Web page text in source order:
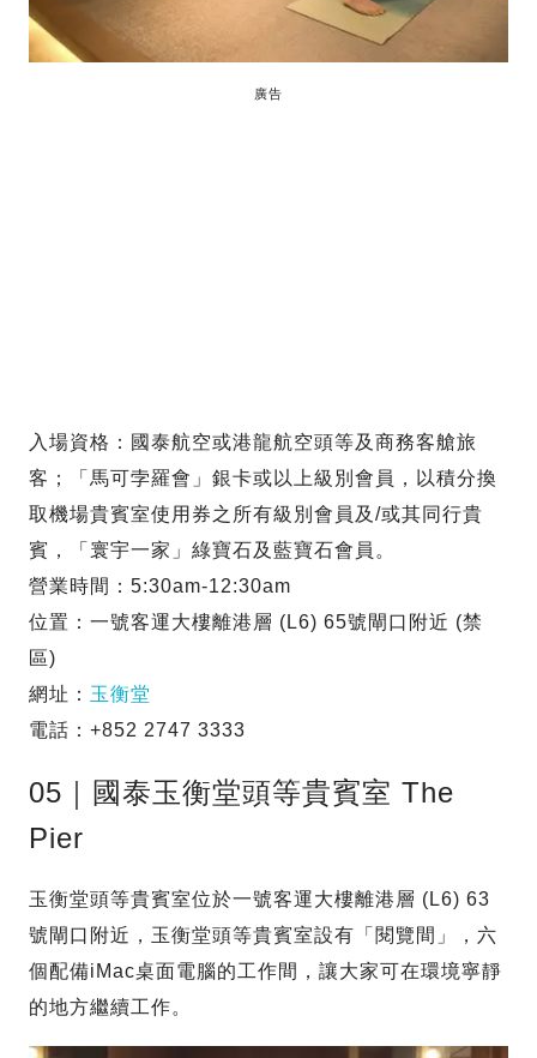
廣告
入場資格：國泰航空或港龍航空頭等及商務客艙旅
客；「馬可孛羅會」銀卡或以上級別會員，以積分換
取機場貴賓室使用券之所有級別會員及/或其同行貴
賓，「寰宇一家」綠寶石及藍寶石會員。
營業時間：5:30am-12:30am
位置：一號客運大樓離港層 (L6) 65號閘口附近 (禁
區)
網址： 玉衡堂
電話：+852 2747 3333
05｜國泰玉衡堂頭等貴賓室 The
Pier
玉衡堂頭等貴賓室位於一號客運大樓離港層 (L6) 63
號閘口附近，玉衡堂頭等貴賓室設有「閱覽間」，六
個配備iMac桌面電腦的工作間，讓大家可在環境寧靜
的地方繼續工作。